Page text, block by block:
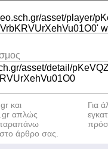
και
απλώς
παραπάνω
άρθρο σας.
Για